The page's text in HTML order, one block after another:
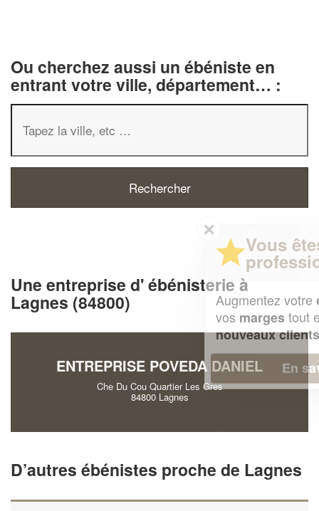
Ou cherchez aussi un ébéniste en
entrant votre ville, département… :
Une entreprise d' ébénisterie à
Lagnes (84800)
ENTREPRISE POVEDA DANIEL
Che Du Cou Quartier Les Gres
84800 Lagnes
D’autres ébénistes proche de Lagnes
Vous êtes un
professionnel ?
Augmentez votre chiffre d'affaireset
marges
tout en gagnant de
nouveaux clients!
En savoir plus